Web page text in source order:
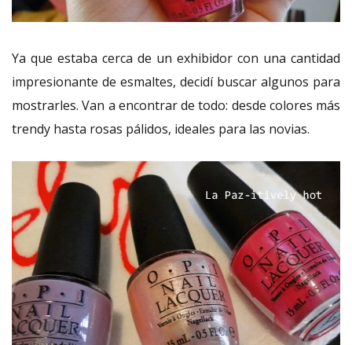
Ya que estaba cerca de un exhibidor con una cantidad
impresionante de esmaltes, decidí buscar algunos para
mostrarles. Van a encontrar de todo: desde colores más
trendy hasta rosas pálidos, ideales para las novias.